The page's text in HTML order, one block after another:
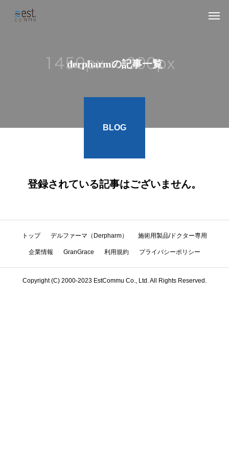
derpharmの記事一覧
BLOG
登録されている記事はございません。
トップ デルファーマ（Derpharm） 施術用製品/ドクター専用
企業情報 GranGrace 利用規約 プライバシーポリシー
Copyright (C) 2000-2023 EstCommu Co., Ltd. All Rights Reserved.